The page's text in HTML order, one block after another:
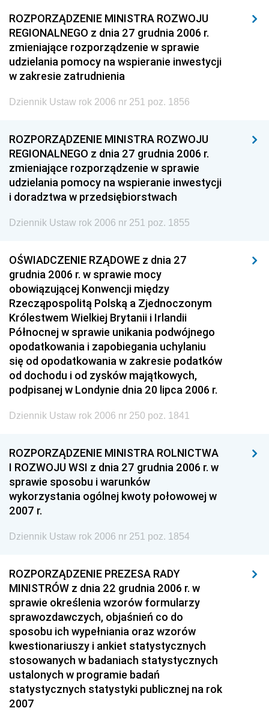
ROZPORZĄDZENIE MINISTRA ROZWOJU
REGIONALNEGO z dnia 27 grudnia 2006 r.
zmieniające rozporządzenie w sprawie
udzielania pomocy na wspieranie inwestycji
w zakresie zatrudnienia
Dziennik Ustaw rok 2006 nr 251 poz. 1856
ROZPORZĄDZENIE MINISTRA ROZWOJU
REGIONALNEGO z dnia 27 grudnia 2006 r.
zmieniające rozporządzenie w sprawie
udzielania pomocy na wspieranie inwestycji
i doradztwa w przedsiębiorstwach
Dziennik Ustaw rok 2006 nr 251 poz. 1855
OŚWIADCZENIE RZĄDOWE z dnia 27
grudnia 2006 r. w sprawie mocy
obowiązującej Konwencji między
Rzecząpospolitą Polską a Zjednoczonym
Królestwem Wielkiej Brytanii i Irlandii
Północnej w sprawie unikania podwójnego
opodatkowania i zapobiegania uchylaniu
się od opodatkowania w zakresie podatków
od dochodu i od zysków majątkowych,
podpisanej w Londynie dnia 20 lipca 2006 r.
Dziennik Ustaw rok 2006 nr 250 poz. 1841
ROZPORZĄDZENIE MINISTRA ROLNICTWA
I ROZWOJU WSI z dnia 27 grudnia 2006 r. w
sprawie sposobu i warunków
wykorzystania ogólnej kwoty połowowej w
2007 r.
Dziennik Ustaw rok 2006 nr 251 poz. 1854
ROZPORZĄDZENIE PREZESA RADY
MINISTRÓW z dnia 22 grudnia 2006 r. w
sprawie określenia wzorów formularzy
sprawozdawczych, objaśnień co do
sposobu ich wypełniania oraz wzorów
kwestionariuszy i ankiet statystycznych
stosowanych w badaniach statystycznych
ustalonych w programie badań
statystycznych statystyki publicznej na rok
2007